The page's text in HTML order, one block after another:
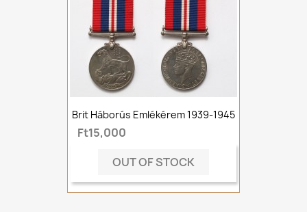
Brit Háborús Emlékérem 1939-1945
Ft15,000
OUT OF STOCK